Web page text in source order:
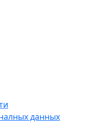
данных